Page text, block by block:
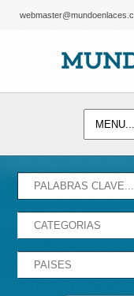
correctamente.